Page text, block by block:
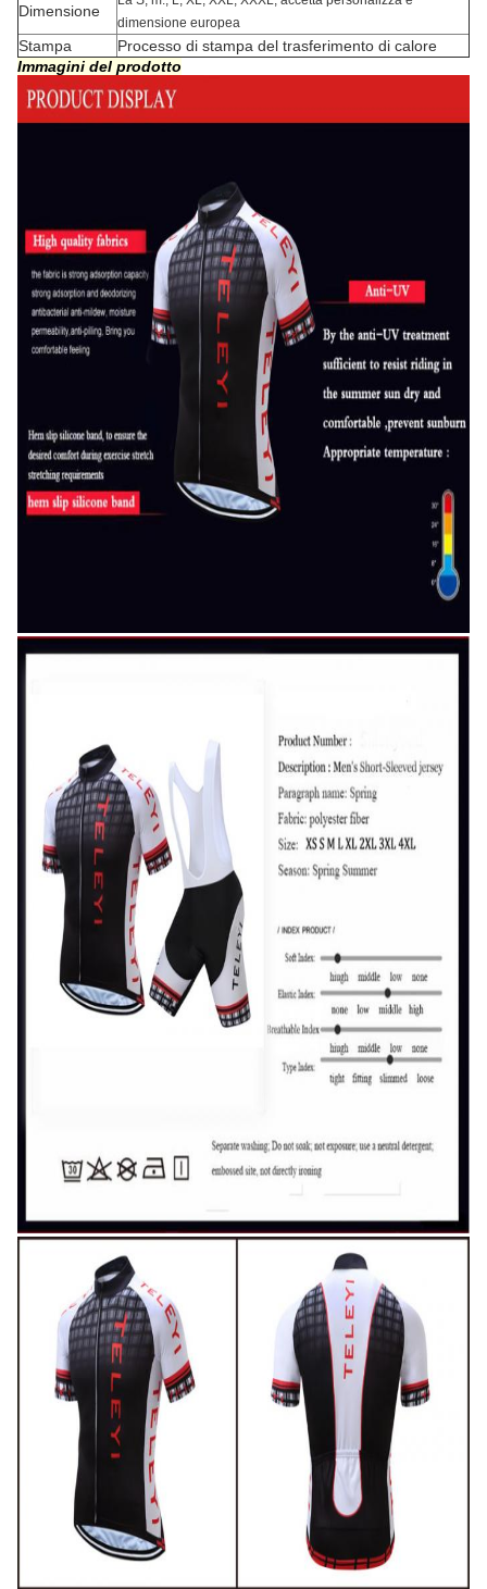
Dimensione
dimensione europea
Stampa
Processo di stampa del trasferimento di calore
Immagini del prodotto